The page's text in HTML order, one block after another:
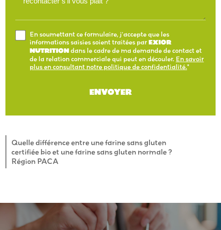
En soumettant ce formulaire, j'accepte que les
informations saisies soient traitées parEXIOR
NUTRITIONdans le cadre de ma demande de contact et
de la relation commerciale qui peut en découler. En savoir
plus en consultant notre politique de confidentialité.*
Quelle différence entre une farine sans gluten
certifiée bio et une farine sans gluten normale ?
Région PACA